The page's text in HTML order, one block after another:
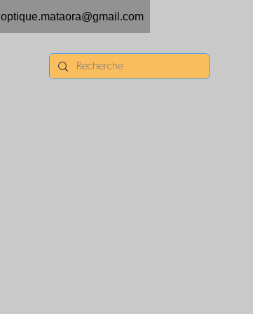
optique.mataora@gmail.com